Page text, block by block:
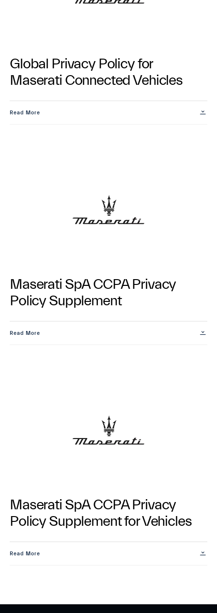
Global Privacy Policy for
Maserati Connected Vehicles
Read More
Maserati SpA CCPA Privacy
Policy Supplement
Read More
Maserati SpA CCPA Privacy
Policy Supplement for Vehicles
Read More